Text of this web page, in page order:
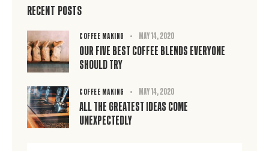
Recent Posts
COFFEE MAKING May 14, 2020
Our Five Best Coffee Blends Everyone
Should Try
COFFEE MAKING May 14, 2020
All the Greatest Ideas Come
Unexpectedly